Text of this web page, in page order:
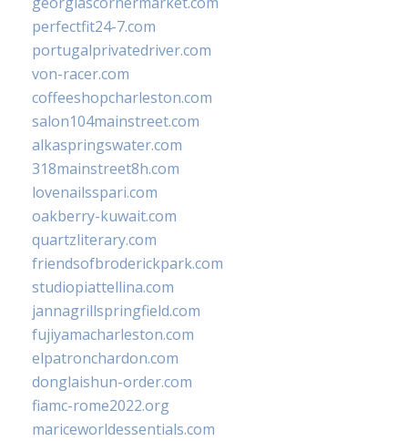
perfectfit24-7.com
portugalprivatedriver.com
von-racer.com
coffeeshopcharleston.com
salon104mainstreet.com
alkaspringswater.com
318mainstreet8h.com
lovenailsspari.com
oakberry-kuwait.com
quartzliterary.com
friendsofbroderickpark.com
studiopiattellina.com
jannagrillspringfield.com
fujiyamacharleston.com
elpatronchardon.com
donglaishun-order.com
fiamc-rome2022.org
mariceworldessentials.com